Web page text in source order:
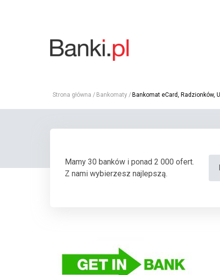
Strona główna Bankomaty Bankomat eCard, Radzionków,
Mamy 30 banków i ponad 2 000 ofert.
Z nami wybierzesz najlepszą.